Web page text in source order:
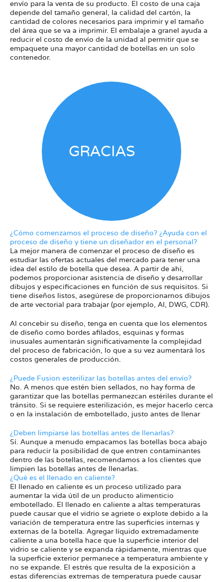
envío para la venta de su producto. El costo de una caja
depende del tamaño general, la calidad del cartón, la
cantidad de colores necesarios para imprimir y el tamaño
del área que se va a imprimir. El embalaje a granel ayuda a
reducir el costo de envío de la unidad al permitir que se
empaquete una mayor cantidad de botellas en un solo
contenedor.
GRACIAS
¿Cómo comenzamos el proceso de diseño? ¿Ayuda con el
proceso de diseño y tiene un diseñador en el personal?
La mejor manera de comenzar el proceso de diseño es
estudiar las ofertas actuales del mercado para tener una
idea del estilo de botella que desea. A partir de ahí,
podemos proporcionar asistencia de diseño y desarrollar
dibujos y especificaciones en función de sus requisitos. Si
tiene diseños listos, asegúrese de proporcionarnos dibujos
de arte vectorial para trabajar (por ejemplo, AI, DWG, CDR).
Al concebir su diseño, tenga en cuenta que los elementos
de diseño como bordes afilados, esquinas y formas
inusuales aumentarán significativamente la complejidad
del proceso de fabricación, lo que a su vez aumentará los
costos generales de producción.
¿Puede Fusion esterilizar las botellas antes del envío?
No. A menos que estén bien sellados, no hay forma de
garantizar que las botellas permanezcan estériles durante el
tránsito. Si se requiere esterilización, es mejor hacerlo cerca
o en la instalación de embotellado, justo antes de llenar
¿Deben limpiarse las botellas antes de llenarlas?
Sí. Aunque a menudo empacamos las botellas boca abajo
para reducir la posibilidad de que entren contaminantes
dentro de las botellas, recomendamos a los clientes que
limpien las botellas antes de llenarlas.
¿Qué es el llenado en caliente?
El llenado en caliente es un proceso utilizado para
aumentar la vida útil de un producto alimenticio
embotellado. El llenado en caliente a altas temperaturas
puede causar que el vidrio se agriete o explote debido a la
variación de temperatura entre las superficies internas y
externas de la botella. Agregar líquido extremadamente
caliente a una botella hace que la superficie interior del
vidrio se caliente y se expanda rápidamente, mientras que
la superficie exterior permanece a temperatura ambiente y
no se expande. El estrés que resulta de la exposición a
estas diferencias extremas de temperatura puede causar